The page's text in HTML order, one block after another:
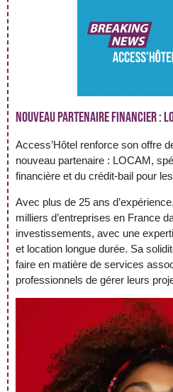
Nouveau partenaire financier :
Access’Hôtel renforce son offre
nouveau partenaire : LOCAM,
financière et du crédit-bail pour
Avec plus de 25 ans
milliers d’entreprises en France
investissements, avec une
et location longue durée. Sa
faire en matière de services
professionnels de gérer leurs